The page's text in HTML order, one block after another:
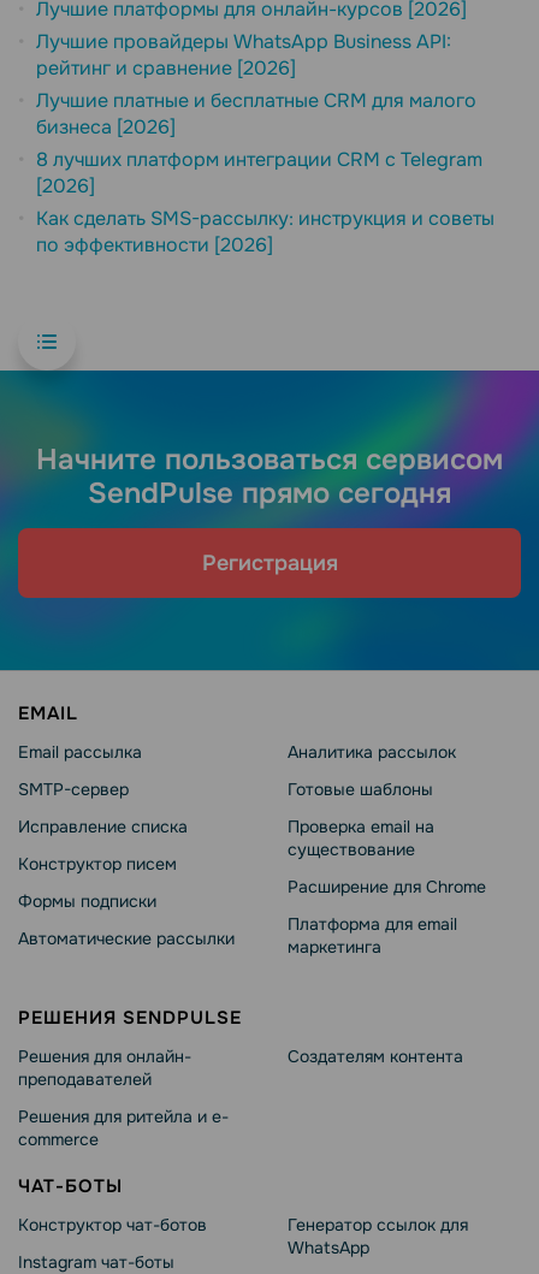
Лучшие платформы для онлайн-курсов [2026]
Лучшие провайдеры WhatsApp Business API:
рейтинг и сравнение [2026]
Лучшие платные и бесплатные CRM для малого
бизнеса [2026]
8 лучших платформ интеграции CRM с Telegram
[2026]
Как сделать SMS-рассылку: инструкция и советы
по эффективности [2026]
Начните пользоваться сервисом
SendPulse прямо сегодня
Регистрация
EMAIL
Email рассылка
SMTP-сервер
Исправление списка
Конструктор писем
Формы подписки
Автоматические рассылки
Аналитика рассылок
Готовые шаблоны
Проверка email на
существование
Расширение для Chrome
Платформа для email
маркетинга
РЕШЕНИЯ SENDPULSE
Решения для онлайн-
преподавателей
Решения для ритейла и e-
commerce
Создателям контента
ЧАТ-БОТЫ
Конструктор чат-ботов
Instagram чат-боты
Генератор ссылок для
WhatsApp